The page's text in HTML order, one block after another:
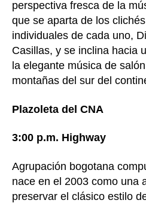
perspectiva fresca de la
que se aparta de los
individuales de cada uno,
Casillas, y se inclina hacia
la elegante música de
montañas del sur del
Plazoleta del CNA
3:00 p.m. Highway
Agrupación bogotana
nace en el 2003 como una
preservar el clásico estilo